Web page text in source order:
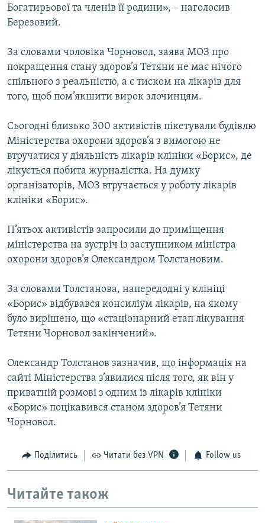
Богатирьової та членів її родини», – наголосив
Березовий.
За словами чоловіка Чорновол, заява МОЗ про
покращення стану здоров’я Тетяни не має нічого
спільного з реальністю, а є тиском на лікарів для
того, щоб пом’якшити вирок злочинцям.
Сьогодні близько 300 активістів пікетували будівлю
Міністерства охорони здоров’я з вимогою не
втручатися у діяльність лікарів клініки «Борис», де
лікується побита журналістка. На думку
організаторів, МОЗ втручається у роботу лікарів
клініки «Борис».
П’ятьох активістів запросили до приміщення
міністерства на зустріч із заступником міністра
охорони здоров’я Олександром Толстановим.
За словами Толстанова, напередодні у клініці
«Борис» відбувався консиліум лікарів, на якому
було вирішено, що «стаціонарний етап лікування
Тетяни Чорновол закінчений».
Олександр Толстанов зазначив, що інформація на
сайті Міністерства з’явилися після того, як він у
приватній розмові з одним із лікарів клініки
«Борис» поцікавився станом здоров’я Тетяни
Чорновол.
Поділитись Читати без VPN Follow us
Читайте також